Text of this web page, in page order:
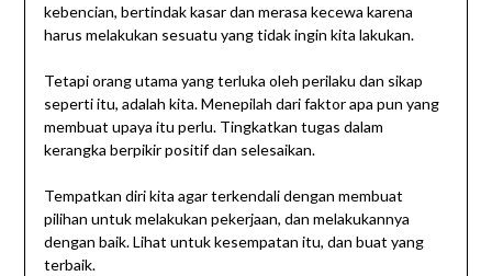
kebencian, bertindak kasar dan merasa kecewa karena
harus melakukan sesuatu yang tidak ingin kita lakukan.
Tetapi orang utama yang terluka oleh perilaku dan sikap
seperti itu, adalah kita. Menepilah dari faktor apa pun yang
membuat upaya itu perlu. Tingkatkan tugas dalam
kerangka berpikir positif dan selesaikan.
Tempatkan diri kita agar terkendali dengan membuat
pilihan untuk melakukan pekerjaan, dan melakukannya
dengan baik. Lihat untuk kesempatan itu, dan buat yang
terbaik.